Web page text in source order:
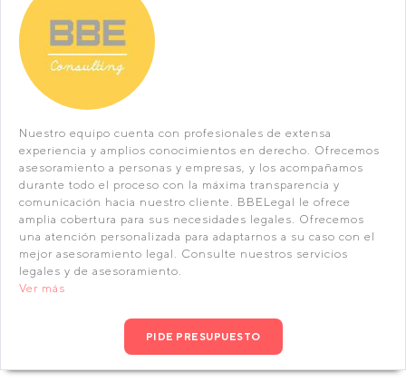
Nuestro equipo cuenta con profesionales de extensa
experiencia y amplios conocimientos en derecho. Ofrecemos
asesoramiento a personas y empresas, y los acompañamos
durante todo el proceso con la máxima transparencia y
comunicación hacia nuestro cliente. BBELegal le ofrece
amplia cobertura para sus necesidades legales. Ofrecemos
una atención personalizada para adaptarnos a su caso con el
mejor asesoramiento legal. Consulte nuestros servicios
legales y de asesoramiento.
Ver más
PIDE PRESUPUESTO